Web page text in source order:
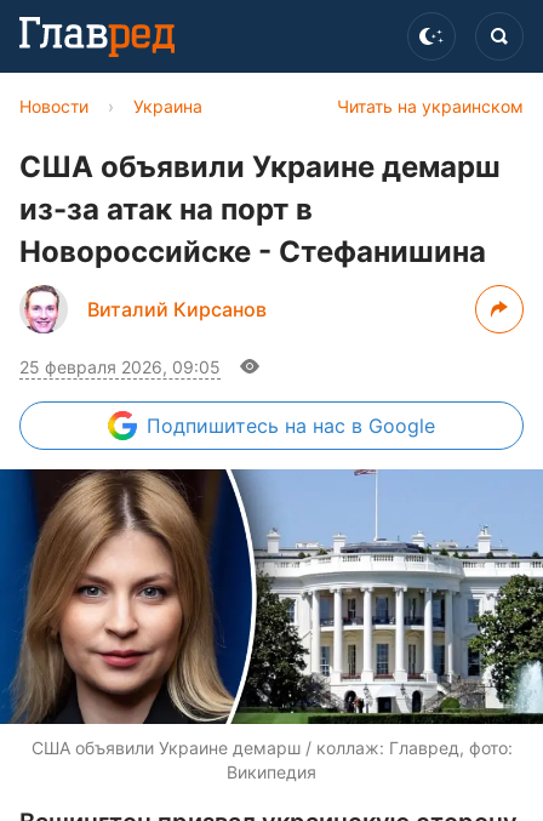
Читать на украинском
Новости › Украина
США объявили Украине демарш
из-за атак на порт в
Новороссийске - Стефанишина
Виталий Кирсанов
25 февраля 2026, 09:05
Подпишитесь на нас в Google
США объявили Украине демарш / коллаж: Главред, фото:
Википедия